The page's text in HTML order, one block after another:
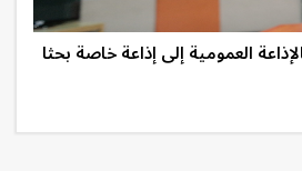
العمومية إلى إذاعة خاصة بحثا